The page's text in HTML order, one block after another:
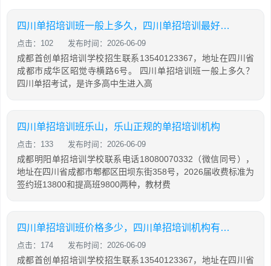
四川单招培训班一般上多久，四川单招培训最好的学校
点击：102 发布时间：2026-06-09
成都首创单招培训学校招生联系13540123367，地址在四川省
成都市成华区昭觉寺横路6号。 四川单招培训班一般上多久？
四川单招考试，是许多高中生进入高
四川单招培训班乐山，乐山正规的单招培训机构
点击：133 发布时间：2026-06-09
成都明阳单招培训学校联系电话18080070332（微信同号），
地址在四川省成都市郫都区田坝东街358号，2026届收费标准为
签约班13800和提高班9800两种，教材费
四川单招培训班价格多少，四川单招培训机构有哪些
点击：174 发布时间：2026-06-09
成都首创单招培训学校招生联系13540123367，地址在四川省